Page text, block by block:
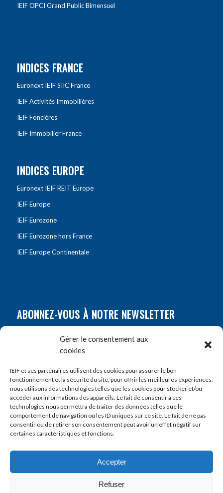
Gérer le consentement aux
cookies
IEIF et ses partenaires utilisent des cookies pour assurer le bon
fonctionnement et la sécurité du site, pour offrir les meilleures expériences,
nous utilisons des technologies telles que les cookies pour stocker et/ou
accéder aux informations des appareils. Le fait de consentir à ces
technologies nous permettra de traiter des données telles que le
comportement de navigation ou les ID uniques sur ce site. Le fait de ne pas
consentir ou de retirer son consentement peut avoir un effet négatif sur
certaines caractéristiques et fonctions.
Accepter
Refuser
IEIF OPCI Grand Public Bimensuel
INDICES FRANCE
Euronext IEIF SIIC France
IEIF Activités Immobilières
IEIF Foncières
IEIF Immobilier France
INDICES EUROPE
Euronext IEIF REIT Europe
IEIF Europe
IEIF Eurozone
IEIF Eurozone hors France
IEIF Europe Continentale
ABONNEZ-VOUS À NOTRE NEWSLETTER
Prénom*
E-mail*